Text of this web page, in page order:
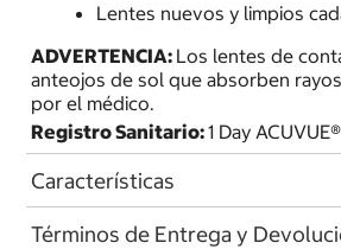
Lentes nuevos y limpios
ADVERTENCIA: Los lentes de
anteojos de sol que absorben
por el médico.
Registro Sanitario:1 Day
Características
Términos de Entrega y